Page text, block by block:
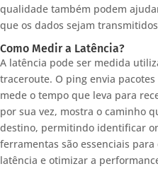
qualidade também podem
que os dados sejam
Como Medir a Latência?
A latência pode ser medida
traceroute. O ping envia
mede o tempo que leva para
por sua vez, mostra o caminho
destino, permitindo identificar
ferramentas são essenciais
latência e otimizar a